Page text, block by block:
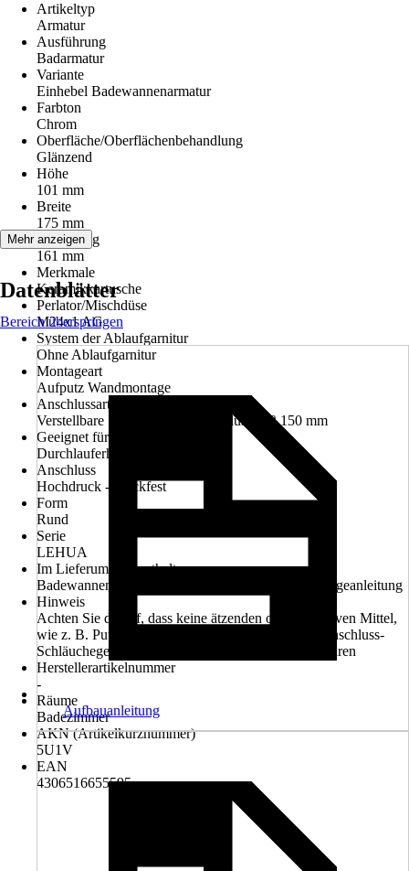
Artikeltyp
Armatur
Ausführung
Badarmatur
Variante
Einhebel Badewannenarmatur
Farbton
Chrom
Oberfläche/Oberflächenbehandlung
Glänzend
Höhe
101 mm
Breite
175 mm
Ausladung
161 mm
Merkmale
Keramikkartusche
Perlator/Mischdüse
M24x1 AG
System der Ablaufgarnitur
Ohne Ablaufgarnitur
Montageart
Aufputz Wandmontage
Anschlussart
Verstellbare S-Anschlüsse, Anschlussmaß 150 mm
Geeignet für
Durchlauferhitzer
Anschluss
Hochdruck - druckfest
Form
Rund
Serie
LEHUA
Im Lieferumfang enthalten
Badewannenarmatur, S-Anschlüsse, Rosette, Montageanleitung
Hinweis
Achten Sie darauf, dass keine ätzenden oder korrosiven Mittel,
wie z. B. Putzmittel oderHaushaltsreiniger an die Anschluss-
Schläuchegelangen, dies kann zu Wasserschädenführen
Herstellerartikelnummer
-
Räume
Badezimmer
AKN (Artikelkurznummer)
5U1V
EAN
4306516655595
Mehr anzeigen
Datenblätter
Bereich überspringen
Aufbauanleitung